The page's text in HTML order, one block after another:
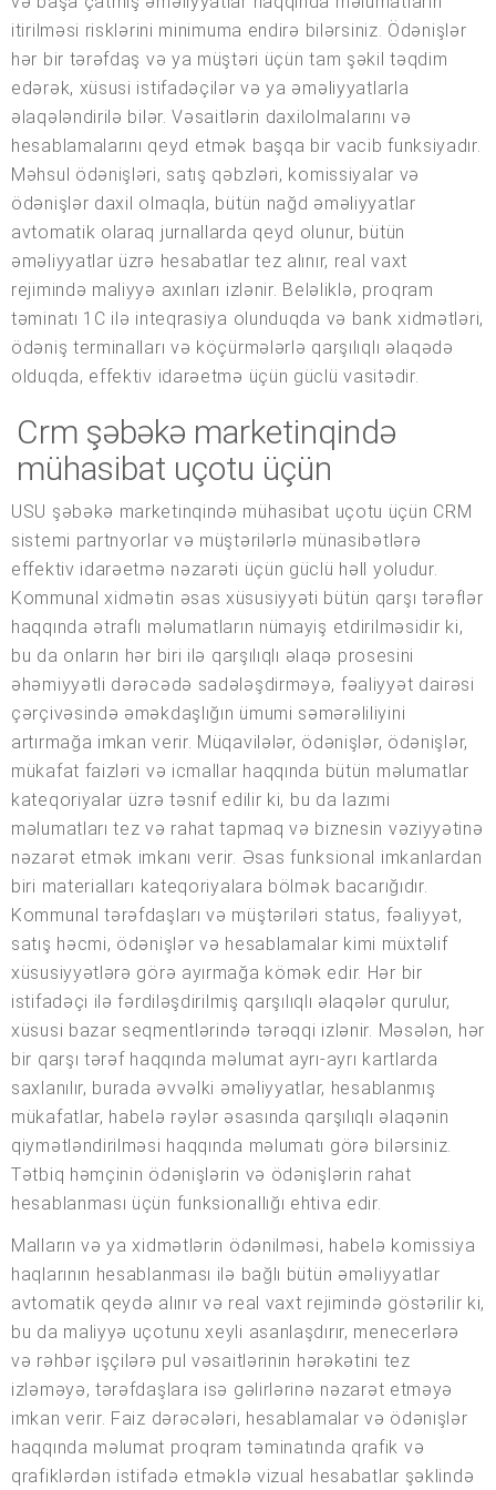
itirilməsi risklərini minimuma endirə bilərsiniz. Ödənişlər
hər bir tərəfdaş və ya müştəri üçün tam şəkil təqdim
edərək, xüsusi istifadəçilər və ya əməliyyatlarla
əlaqələndirilə bilər. Vəsaitlərin daxilolmalarını və
hesablamalarını qeyd etmək başqa bir vacib funksiyadır.
Məhsul ödənişləri, satış qəbzləri, komissiyalar və
ödənişlər daxil olmaqla, bütün nağd əməliyyatlar
avtomatik olaraq jurnallarda qeyd olunur, bütün
əməliyyatlar üzrə hesabatlar tez alınır, real vaxt
rejimində maliyyə axınları izlənir. Beləliklə, proqram
təminatı 1C ilə inteqrasiya olunduqda və bank xidmətləri,
ödəniş terminalları və köçürmələrlə qarşılıqlı əlaqədə
olduqda, effektiv idarəetmə üçün güclü vasitədir.
Crm şəbəkə marketinqində
mühasibat uçotu üçün
USU şəbəkə marketinqində mühasibat uçotu üçün CRM
sistemi partnyorlar və müştərilərlə münasibətlərə
effektiv idarəetmə nəzarəti üçün güclü həll yoludur.
Kommunal xidmətin əsas xüsusiyyəti bütün qarşı tərəflər
haqqında ətraflı məlumatların nümayiş etdirilməsidir ki,
bu da onların hər biri ilə qarşılıqlı əlaqə prosesini
əhəmiyyətli dərəcədə sadələşdirməyə, fəaliyyət dairəsi
çərçivəsində əməkdaşlığın ümumi səmərəliliyini
artırmağa imkan verir. Müqavilələr, ödənişlər, ödənişlər,
mükafat faizləri və icmallar haqqında bütün məlumatlar
kateqoriyalar üzrə təsnif edilir ki, bu da lazımi
məlumatları tez və rahat tapmaq və biznesin vəziyyətinə
nəzarət etmək imkanı verir. Əsas funksional imkanlardan
biri materialları kateqoriyalara bölmək bacarığıdır.
Kommunal tərəfdaşları və müştəriləri status, fəaliyyət,
satış həcmi, ödənişlər və hesablamalar kimi müxtəlif
xüsusiyyətlərə görə ayırmağa kömək edir. Hər bir
istifadəçi ilə fərdiləşdirilmiş qarşılıqlı əlaqələr qurulur,
xüsusi bazar seqmentlərində tərəqqi izlənir. Məsələn, hər
bir qarşı tərəf haqqında məlumat ayrı-ayrı kartlarda
saxlanılır, burada əvvəlki əməliyyatlar, hesablanmış
mükafatlar, habelə rəylər əsasında qarşılıqlı əlaqənin
qiymətləndirilməsi haqqında məlumatı görə bilərsiniz.
Tətbiq həmçinin ödənişlərin və ödənişlərin rahat
hesablanması üçün funksionallığı ehtiva edir.
Malların və ya xidmətlərin ödənilməsi, habelə komissiya
haqlarının hesablanması ilə bağlı bütün əməliyyatlar
avtomatik qeydə alınır və real vaxt rejimində göstərilir ki,
bu da maliyyə uçotunu xeyli asanlaşdırır, menecerlərə
və rəhbər işçilərə pul vəsaitlərinin hərəkətini tez
izləməyə, tərəfdaşlara isə gəlirlərinə nəzarət etməyə
imkan verir. Faiz dərəcələri, hesablamalar və ödənişlər
haqqında məlumat proqram təminatında qrafik və
qrafiklərdən istifadə etməklə vizual hesabatlar şəklində